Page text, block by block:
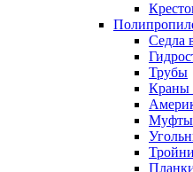
Седла
Трубы
Краны
Муфты